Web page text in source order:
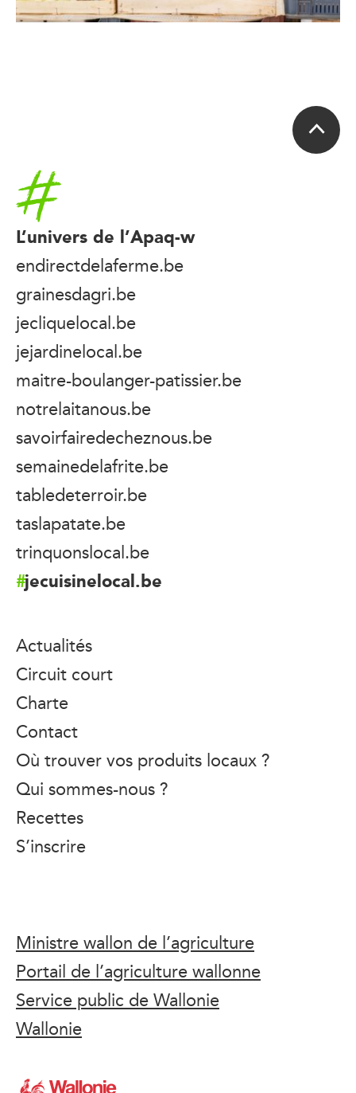
Accueil
L’univers de l’Apaq-w
endirectdelaferme.be
grainesdagri.be
jecliquelocal.be
jejardinelocal.be
maitre-boulanger-patissier.be
notrelaitanous.be
savoirfairedecheznous.be
semainedelafrite.be
tabledeterroir.be
taslapatate.be
trinquonslocal.be
jecuisinelocal.be
Actualités
Circuit court
Charte
Contact
Où trouver vos produits locaux ?
Qui sommes-nous ?
Recettes
S’inscrire
Ministre wallon de l’agriculture
Portail de l’agriculture wallonne
Service public de Wallonie
Wallonie